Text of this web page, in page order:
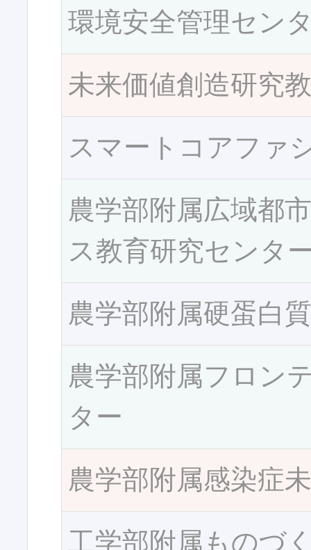
環境安全管理セン
未来価値創造研究
スマートコアファ
農学部附属広域都
ス教育研究センタ
農学部附属硬蛋白
農学部附属フロン
ター
農学部附属感染症
工学部附属ものづ